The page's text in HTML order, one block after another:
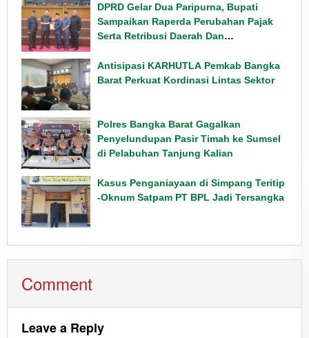
DPRD Gelar Dua Paripurna, Bupati
Sampaikan Raperda Perubahan Pajak
Serta Retribusi Daerah Dan
Tahun 2026
Antisipasi KARHUTLA Pemkab Bangka
Barat Perkuat Kordinasi Lintas Sektor
Polres Bangka Barat Gagalkan
Penyelundupan Pasir Timah ke Sumsel
di Pelabuhan Tanjung Kalian
Kasus Penganiayaan di Simpang Teritip
-Oknum Satpam PT BPL Jadi Tersangka
Comment
Leave a Reply